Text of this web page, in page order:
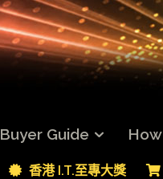
Buyer Guide
香港 I.T.至專大獎